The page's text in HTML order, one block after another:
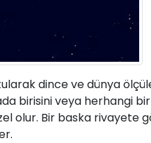
dince ve dünya
birisini veya herhangi
olur. Bir baska rivayete